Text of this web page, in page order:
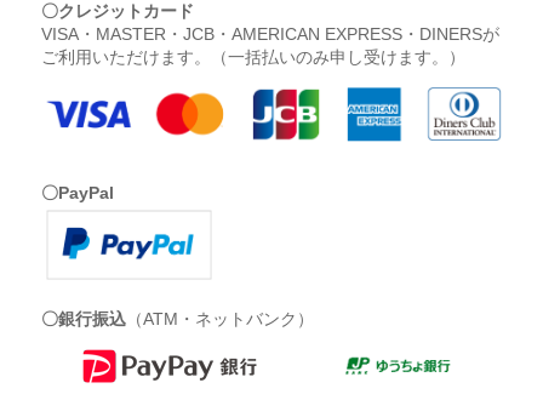
〇クレジットカード
VISA・MASTER・JCB・AMERICAN EXPRESS・DINERSが
ご利用いただけます。（一括払いのみ申し受けます。）
〇PayPal
〇銀行振込 （ATM・ネットバンク）